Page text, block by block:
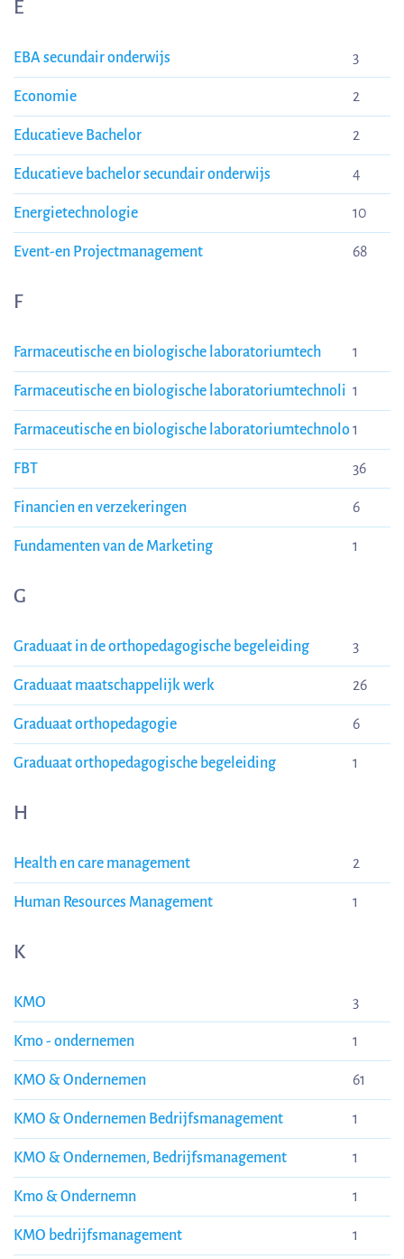
E
EBA secundair onderwijs 3
Economie 2
Educatieve Bachelor 2
Educatieve bachelor secundair onderwijs 4
Energietechnologie 10
Event-en Projectmanagement 68
F
Farmaceutische en biologische laboratoriumtech 1
Farmaceutische en biologische laboratoriumtechnoli 1
Farmaceutische en biologische laboratoriumtechnolo1
FBT 36
Financien en verzekeringen 6
Fundamenten van de Marketing 1
G
Graduaat in de orthopedagogische begeleiding 3
Graduaat maatschappelijk werk 26
Graduaat orthopedagogie 6
Graduaat orthopedagogische begeleiding 1
H
Health en care management 2
Human Resources Management 1
K
KMO 3
Kmo - ondernemen 1
KMO & Ondernemen 61
KMO & Ondernemen Bedrijfsmanagement 1
KMO & Ondernemen, Bedrijfsmanagement 1
Kmo & Ondernemn 1
KMO bedrijfsmanagement 1